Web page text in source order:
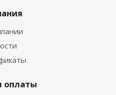
оплаты